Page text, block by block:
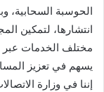
الحوسبة السحابية،
انتشارها، لتمكين
مختلف الخدمات عبر
يسهم في تعزيز
إننا في وزارة